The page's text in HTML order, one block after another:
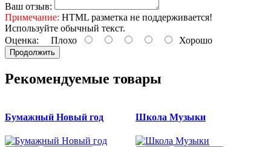
Ваш отзыв:
Примечание: HTML разметка не поддерживается!
Используйте обычный текст.
Оценка: Плохо Хорошо
Продолжить
Рекомендуемые товары
Бумажный Новый год Школа Музыки